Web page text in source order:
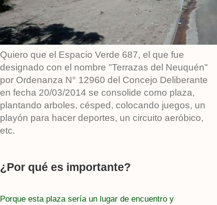
Quiero que el Espacio Verde 687, el que fue
designado con el nombre "Terrazas del Neuquén"
por Ordenanza N° 12960 del Concejo Deliberante
en fecha 20/03/2014 se consolide como plaza,
plantando arboles, césped, colocando juegos, un
playón para hacer deportes, un circuito aeróbico,
etc.
¿Por qué es importante?
Porque esta plaza sería un lugar de encuentro y